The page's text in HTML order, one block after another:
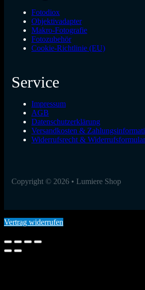
Fotodiox
Objektivadapter
Makro-Fotografie
Fotozubehör
Cookie-Richtlinie (EU)
Service
Impressum
AGB
Datenschutzerklärung
Versandkosten &
Widerrufsrecht & Widerrufsformular
Copyright © 2026 • Lumiere Shop
Vertrag widerrufen